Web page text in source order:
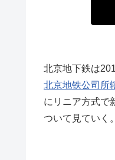
北京地下鉄は
北京地铁公司所
にリニア方式で
ついて見ていく。